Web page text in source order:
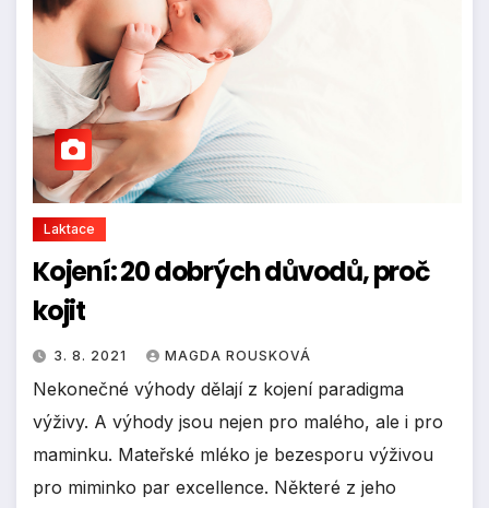
Laktace
Kojení: 20 dobrých důvodů, proč
kojit
3. 8. 2021 MAGDA ROUSKOVÁ
Nekonečné výhody dělají z kojení paradigma
výživy. A výhody jsou nejen pro malého, ale i pro
maminku. Mateřské mléko je bezesporu výživou
pro miminko par excellence. Některé z jeho